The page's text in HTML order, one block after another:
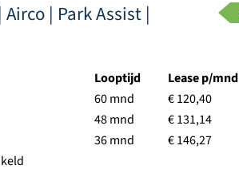
| Park Assist |
Looptijd
60 mnd
48 mnd
36 mnd
Lease p/mnd
€ 120,40
€ 131,14
€ 146,27